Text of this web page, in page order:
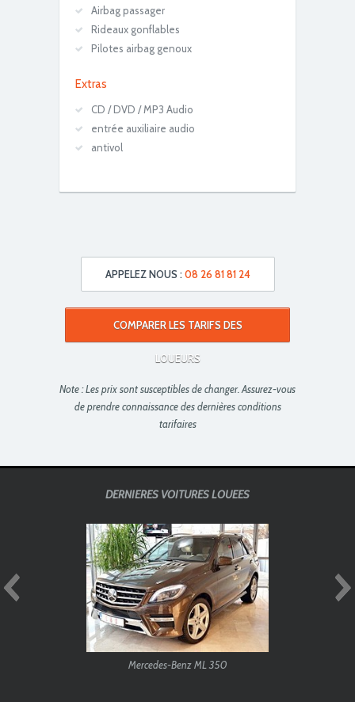
Airbag passager
Rideaux gonflables
Pilotes airbag genoux
Extras
CD / DVD / MP3 Audio
entrée auxiliaire audio
antivol
APPELEZ NOUS :08 26 81 81 24
COMPARER LES TARIFS DES
LOUEURS
Note : Les prix sont susceptibles de changer. Assurez-vous
de prendre connaissance des dernières conditions
tarifaires
DERNIERES VOITURES LOUEES
Mercedes-Benz ML 350